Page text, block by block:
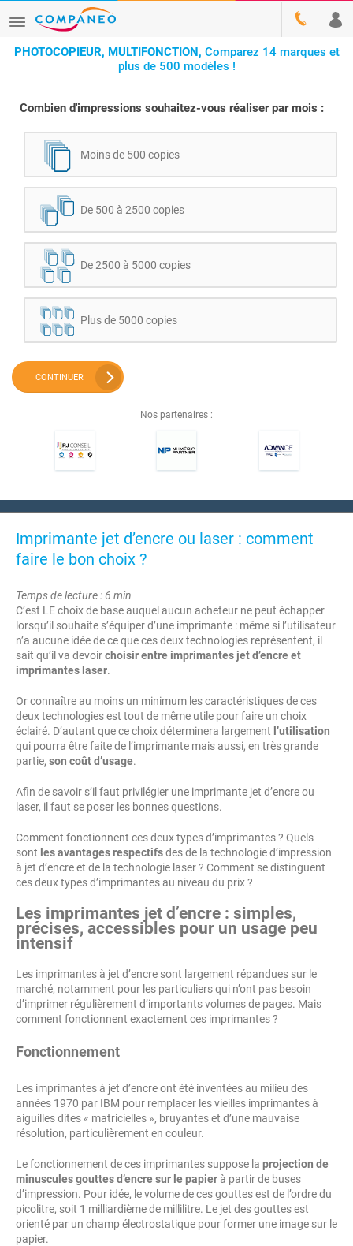
PHOTOCOPIEUR, MULTIFONCTION, Comparez 14 marques et
plus de 500 modèles !
Combien d'impressions souhaitez-vous réaliser par mois :
Moins de 500 copies
De 500 à 2500 copies
De 2500 à 5000 copies
Plus de 5000 copies
CONTINUER
Nos partenaires :
Imprimante jet d’encre ou laser : comment
faire le bon choix ?
Temps de lecture : 6 min
C’est LE choix de base auquel aucun acheteur ne peut échapper
lorsqu’il souhaite s’équiper d’une imprimante : même si l’utilisateur
n’a aucune idée de ce que ces deux technologies représentent, il
sait qu’il va devoirchoisir entre imprimantes jet d’encre et
imprimantes laser.
Or connaître au moins un minimum les caractéristiques de ces
deux technologies est tout de même utile pour faire un choix
éclairé. D’autant que ce choix déterminera largement l’utilisation
qui pourra être faite de l’imprimante mais aussi, en très grande
partie, son coût d’usage.
Afin de savoir s’il faut privilégier une imprimante jet d’encre ou
laser, il faut se poser les bonnes questions.
Comment fonctionnent ces deux types d’imprimantes ? Quels
sont les avantages respectifsdes de la technologie d’impression
à jet d’encre et de la technologie laser ? Comment se distinguent
ces deux types d’imprimantes au niveau du prix ?
Les imprimantes jet d’encre : simples,
précises, accessibles pour un usage peu
intensif
Les imprimantes à jet d’encre sont largement répandues sur le
marché, notamment pour les particuliers qui n’ont pas besoin
d’imprimer régulièrement d’importants volumes de pages. Mais
comment fonctionnent exactement ces imprimantes ?
Fonctionnement
Les imprimantes à jet d’encre ont été inventées au milieu des
années 1970 par IBM pour remplacer les vieilles imprimantes à
aiguilles dites « matricielles », bruyantes et d’une mauvaise
résolution, particulièrement en couleur.
Le fonctionnement de ces imprimantes suppose la projection de
minuscules gouttes d’encre sur le papierà partir de buses
d’impression. Pour idée, le volume de ces gouttes est de l’ordre du
picolitre, soit 1 milliardième de millilitre. Le jet des gouttes est
orienté par un champ électrostatique pour former une image sur le
papier.